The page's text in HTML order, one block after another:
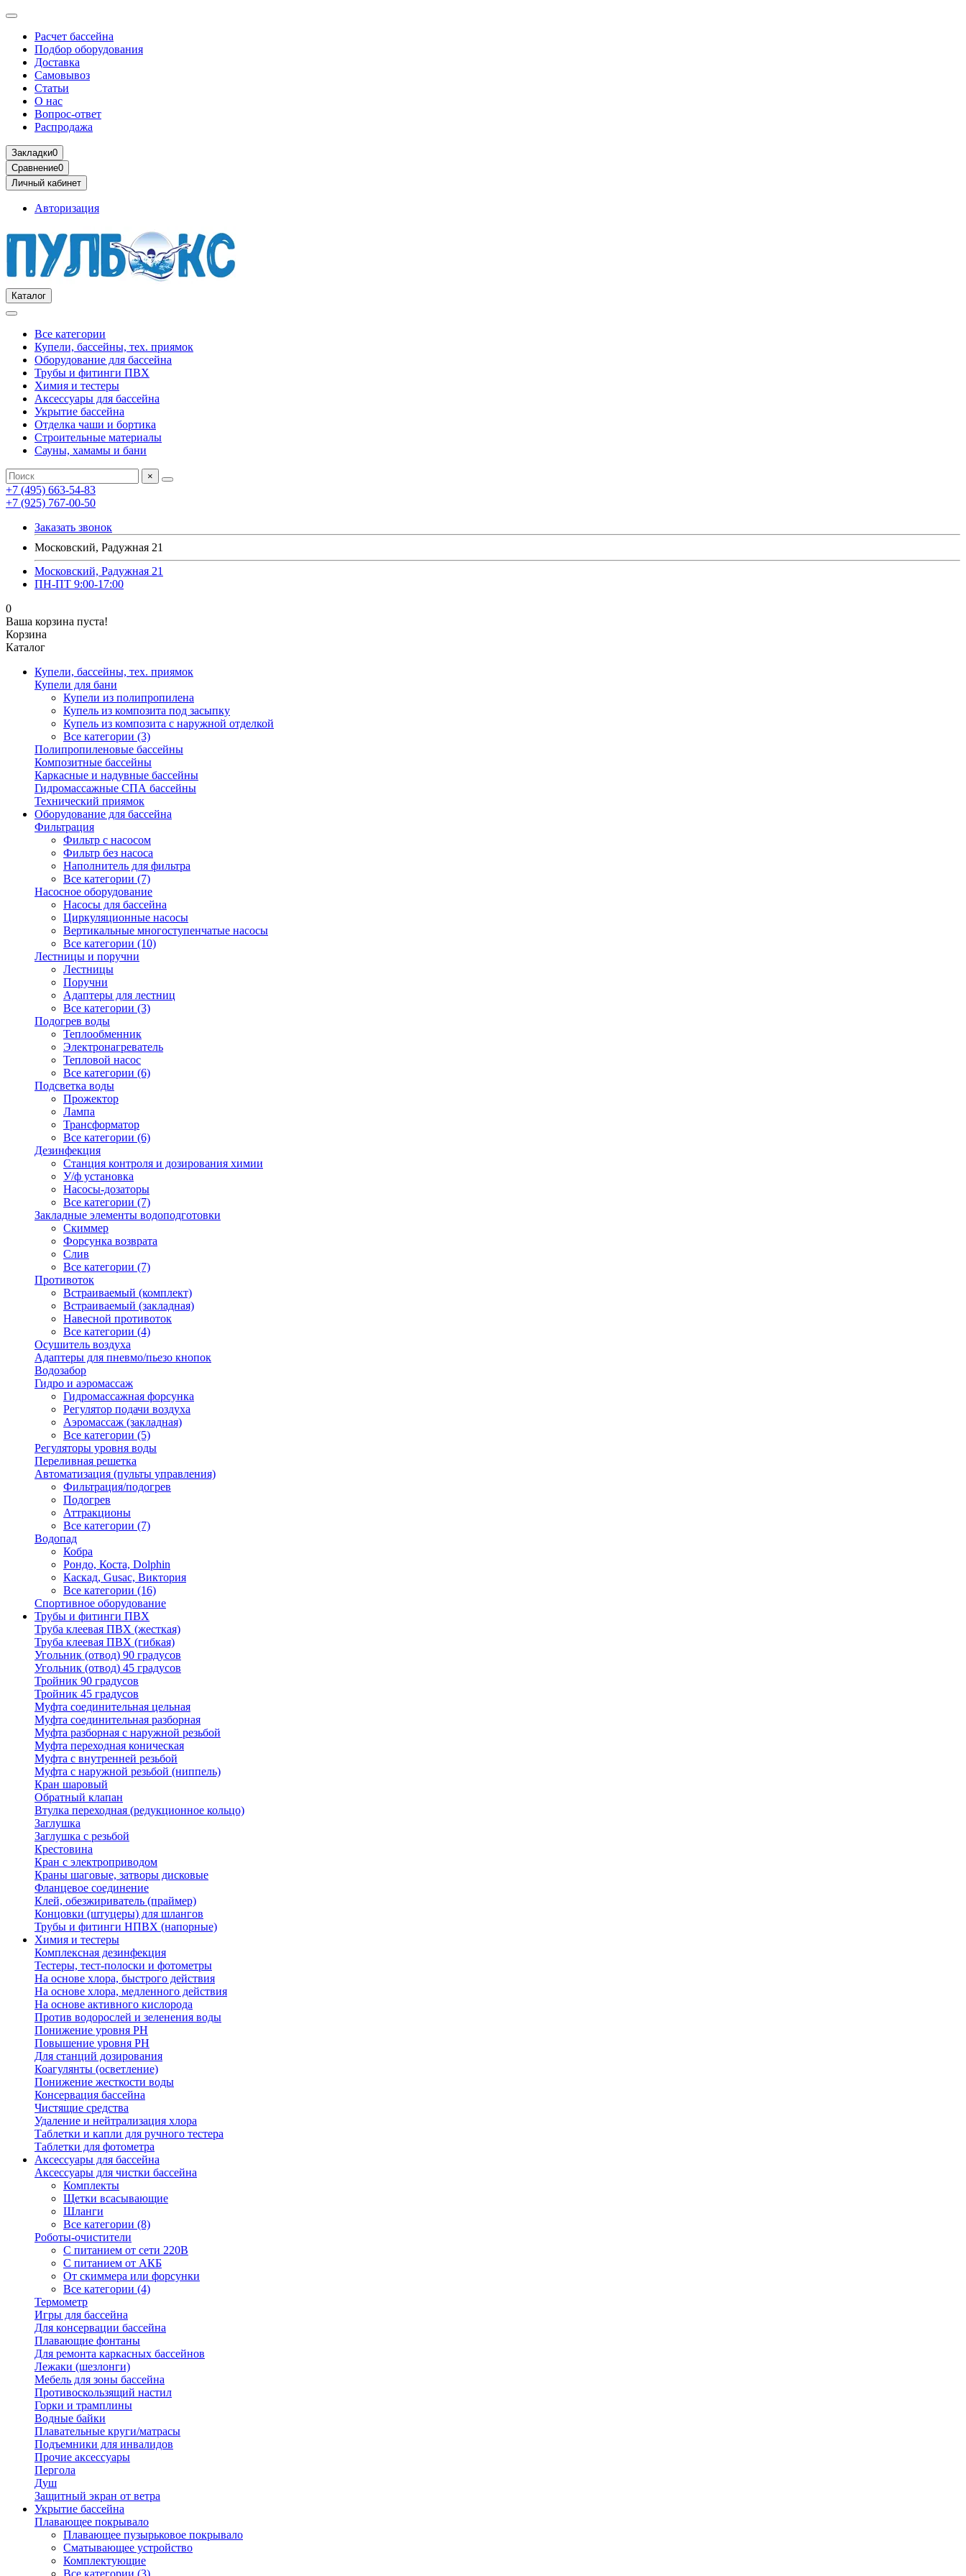
Расчет бассейна
Подбор оборудования
Доставка
Самовывоз
Статьи
О нас
Вопрос-ответ
Распродажа
Закладки0
Сравнение0
Личный кабинет
Авторизация
Каталог
Все категории
Купели, бассейны, тех. приямок
Оборудование для бассейна
Трубы и фитинги ПВХ
Химия и тестеры
Аксессуары для бассейна
Укрытие бассейна
Отделка чаши и бортика
Строительные материалы
Сауны, хамамы и бани
×
+7 (495) 663-54-83
+7 (925) 767-00-50
Заказать звонок
Московский, Радужная 21
Московский, Радужная 21
ПН-ПТ 9:00-17:00
0
Ваша корзина пуста!
Корзина
Каталог
Купели, бассейны, тех. приямок
Купели для бани
Купели из полипропилена
Купель из композита под засыпку
Купель из композита с наружной отделкой
Все категории (3)
Полипропиленовые бассейны
Композитные бассейны
Каркасные и надувные бассейны
Гидромассажные СПА бассейны
Технический приямок
Оборудование для бассейна
Фильтрация
Фильтр с насосом
Фильтр без насоса
Наполнитель для фильтра
Все категории (7)
Насосное оборудование
Насосы для бассейна
Циркуляционные насосы
Вертикальные многоступенчатые насосы
Все категории (10)
Лестницы и поручни
Лестницы
Поручни
Адаптеры для лестниц
Все категории (3)
Подогрев воды
Теплообменник
Электронагреватель
Тепловой насос
Все категории (6)
Подсветка воды
Прожектор
Лампа
Трансформатор
Все категории (6)
Дезинфекция
Станция контроля и дозирования химии
У/ф установка
Насосы-дозаторы
Все категории (7)
Закладные элементы водоподготовки
Скиммер
Форсунка возврата
Слив
Все категории (7)
Противоток
Встраиваемый (комплект)
Встраиваемый (закладная)
Навесной противоток
Все категории (4)
Осушитель воздуха
Адаптеры для пневмо/пьезо кнопок
Водозабор
Гидро и аэромассаж
Гидромассажная форсунка
Регулятор подачи воздуха
Аэромассаж (закладная)
Все категории (5)
Регуляторы уровня воды
Переливная решетка
Автоматизация (пульты управления)
Фильтрация/подогрев
Подогрев
Аттракционы
Все категории (7)
Водопад
Кобра
Рондо, Коста, Dolphin
Каскад, Gusac, Виктория
Все категории (16)
Спортивное оборудование
Трубы и фитинги ПВХ
Труба клеевая ПВХ (жесткая)
Труба клеевая ПВХ (гибкая)
Угольник (отвод) 90 градусов
Угольник (отвод) 45 градусов
Тройник 90 градусов
Тройник 45 градусов
Муфта соединительная цельная
Муфта соединительная разборная
Муфта разборная с наружной резьбой
Муфта переходная коническая
Муфта с внутренней резьбой
Муфта с наружной резьбой (ниппель)
Кран шаровый
Обратный клапан
Втулка переходная (редукционное кольцо)
Заглушка
Заглушка с резьбой
Крестовина
Кран с электроприводом
Краны шаговые, затворы дисковые
Фланцевое соединение
Клей, обезжириватель (праймер)
Концовки (штуцеры) для шлангов
Трубы и фитинги НПВХ (напорные)
Химия и тестеры
Комплексная дезинфекция
Тестеры, тест-полоски и фотометры
На основе хлора, быстрого действия
На основе хлора, медленного действия
На основе активного кислорода
Против водорослей и зеленения воды
Понижение уровня РН
Повышение уровня РН
Для станций дозирования
Коагулянты (осветление)
Понижение жесткости воды
Консервация бассейна
Чистящие средства
Удаление и нейтрализация хлора
Таблетки и капли для ручного тестера
Таблетки для фотометра
Аксессуары для бассейна
Аксессуары для чистки бассейна
Комплекты
Щетки всасывающие
Шланги
Все категории (8)
Роботы-очистители
С питанием от сети 220В
С питанием от АКБ
От скиммера или форсунки
Все категории (4)
Термометр
Игры для бассейна
Для консервации бассейна
Плавающие фонтаны
Для ремонта каркасных бассейнов
Лежаки (шезлонги)
Мебель для зоны бассейна
Противоскользящий настил
Горки и трамплины
Водные байки
Плавательные круги/матрасы
Подъемники для инвалидов
Прочие аксессуары
Пергола
Душ
Защитный экран от ветра
Укрытие бассейна
Плавающее покрывало
Плавающее пузырьковое покрывало
Сматывающее устройство
Комплектующие
Все категории (3)